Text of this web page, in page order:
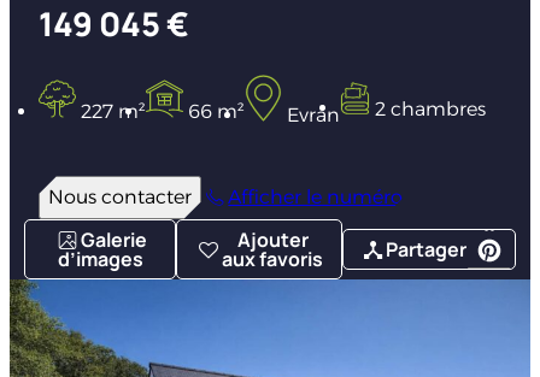
149 045 €
227 m² 66 m² Evran 2 chambres
Nous contacter Afficher le numéro
Galerie
d’images
Ajouter
aux favoris Partager